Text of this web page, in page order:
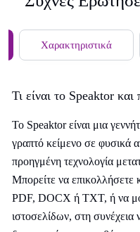
Χαρακτηριστικά
Τι είναι το Speaktor και
Το Speaktor είναι μια
γραπτό κείμενο σε φυσικά
προηγμένη τεχνολογία
Μπορείτε να επικολλήσετε
PDF, DOCX ή TXT, ή να
ιστοσελίδων, στη συνέχεια